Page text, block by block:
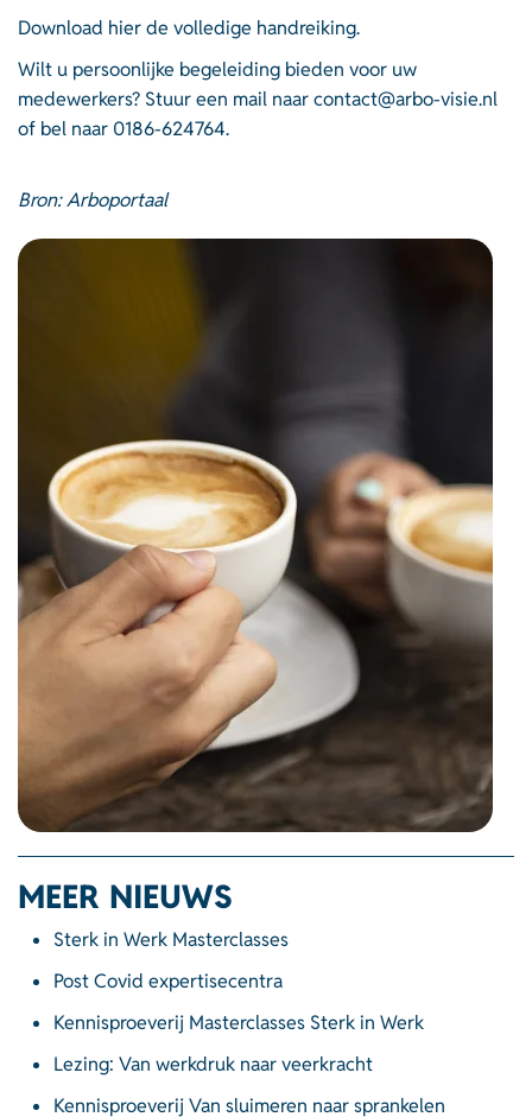
Download hierde volledige handreiking.
Wilt u persoonlijke begeleiding bieden voor uw
medewerkers? Stuur een mail naarcontact@arbo-visie.nl
of bel naar 0186-624764.
Bron: Arboportaal
MEER NIEUWS
Sterk in Werk Masterclasses
Post Covid expertisecentra
Kennisproeverij Masterclasses Sterk in Werk
Lezing: Van werkdruk naar veerkracht
Kennisproeverij Van sluimeren naar sprankelen